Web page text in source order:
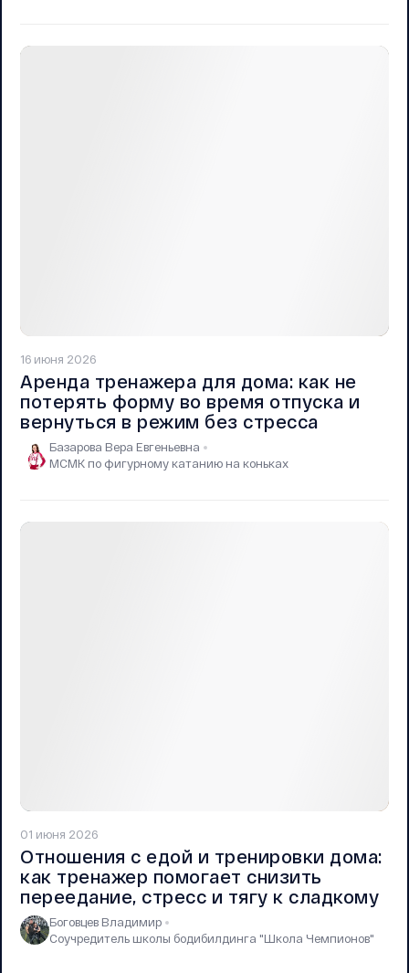
16 июня 2026
Аренда тренажера для дома: как не
потерять форму во время отпуска и
вернуться в режим без стресса
Базарова Вера Евгеньевна
МСМК по фигурному катанию на коньках
01 июня 2026
Отношения с едой и тренировки дома:
как тренажер помогает снизить
переедание, стресс и тягу к сладкому
Боговцев Владимир
Соучредитель школы бодибилдинга "Школа Чемпионов"